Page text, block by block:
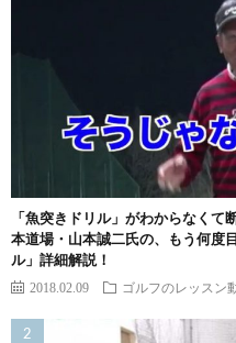
「魚突きドリル」がわからなくて
本道場・山本誠二氏の、もう何度
ル」詳細解説！
2018.02.09 ゴルフのレッスン